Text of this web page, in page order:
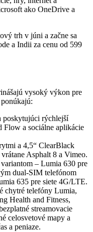
ako OneDrive a
trh v júni a začne sa
a Indii za cenu od 599
vysoký výkon pre
poskytujúci rýchlejší
Flow a sociálne aplikácie
a 4,5“ ClearBlack
Asphalt 8 a Vimeo.
– Lumia 630 pre
dual-SIM telefónom
635 pre siete 4G/LTE.
chytré telefóny Lumia,
Health and Fitness,
streamovacie
celosvetové mapy a
a peniaze.